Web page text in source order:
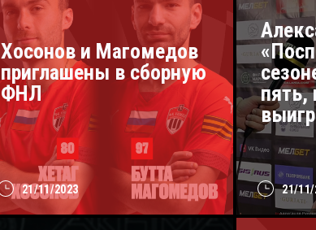
21/11/2023
Хосонов и Магомедов
приглашены в сборную
ФНЛ
21/11/
пять,